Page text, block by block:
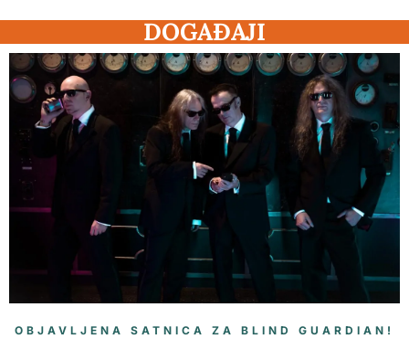
DOGAĐAJI
OBJAVLJENA SATNICA ZA BLIND GUARDIAN!